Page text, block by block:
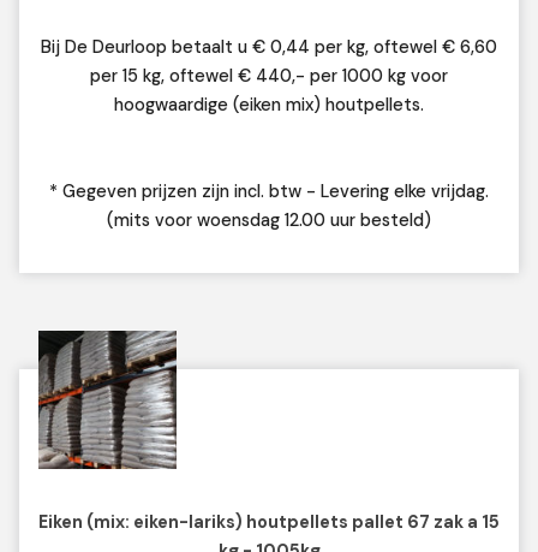
Bij De Deurloop betaalt u € 0,44 per kg, oftewel € 6,60
per 15 kg, oftewel € 440,- per 1000 kg voor
hoogwaardige (eiken mix) houtpellets.
* Gegeven prijzen zijn incl. btw - Levering elke vrijdag.
(mits voor woensdag 12.00 uur besteld)
Eiken (mix: eiken-lariks) houtpellets pallet 67 zak a 15